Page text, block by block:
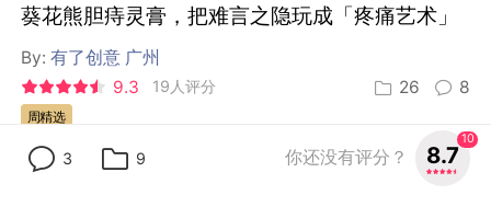
葵花熊胆痔灵膏，把难言之隐玩成「疼痛艺术」
By:有了创意 广州
9.3
19人评分 26 8
周精选
Midea 美的
3 9 你还没有评分？ 8.7
10